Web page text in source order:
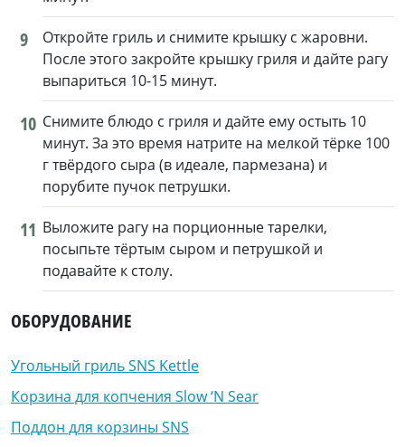
ОБОРУДОВАНИЕ
Угольный гриль SNS Kettle
Корзина для копчения Slow ‘N Sear
Поддон для корзины SNS
9
Откройте гриль и снимите крышку с жаровни.
После этого закройте крышку гриля и дайте рагу
выпариться 10-15 минут.
10 Снимите блюдо с гриля и дайте ему остыть 10
минут. За это время натрите на мелкой тёрке 100
г твёрдого сыра (в идеале, пармезана) и
порубите пучок петрушки.
11 Выложите рагу на порционные тарелки,
посыпьте тёртым сыром и петрушкой и
подавайте к столу.